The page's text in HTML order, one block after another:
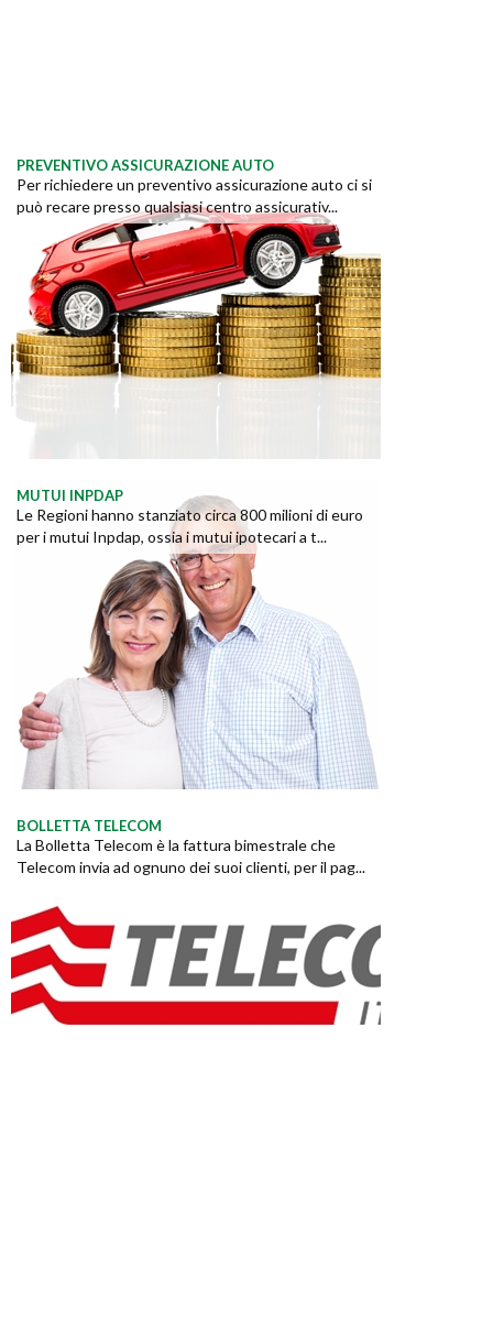
PREVENTIVO ASSICURAZIONE AUTO
Per richiedere un preventivo assicurazione auto ci si
può recare presso qualsiasi centro assicurativ...
MUTUI INPDAP
Le Regioni hanno stanziato circa 800 milioni di euro
per i mutui Inpdap, ossia i mutui ipotecari a t...
BOLLETTA TELECOM
La Bolletta Telecom è la fattura bimestrale che
Telecom invia ad ognuno dei suoi clienti, per il pag...